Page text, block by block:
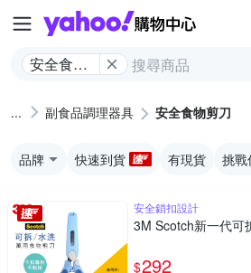
Yahoo
安全食物
副食品調理器具 安全食物剪刀
品牌 快速到貨 有現貨 挑戰
安全鎖扣設計
3M Scotch新一代可
$292